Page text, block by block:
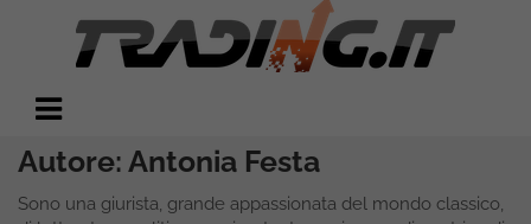
Trading.it
Autore: Antonia Festa
Sono una giurista, grande appassionata del mondo classico,